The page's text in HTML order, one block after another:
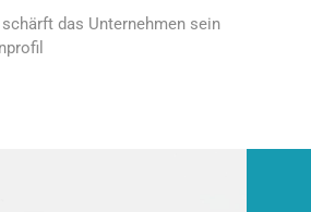
das Unternehmen sein